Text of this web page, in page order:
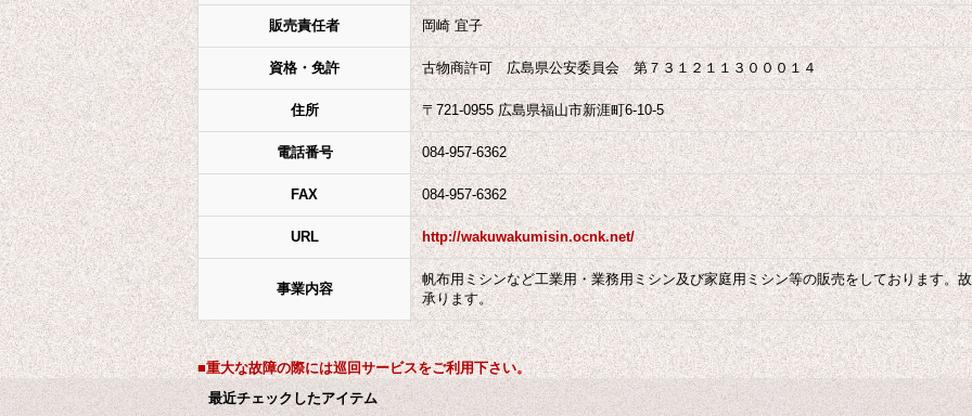
販売責任者 岡崎 宜子
資格・免許 古物商許可 広島県公安委員会 第７３１２１１３０００１４
住所 〒721-0955 広島県福山市新涯町6-10-5
電話番号 084-957-6362
FAX 084-957-6362
URL http://wakuwakumisin.ocnk.net/
事業内容
帆布用ミシンなど工業用・業務用ミシン及び家庭用ミシン等の販売をしております。
承ります。
■重大な故障の際には巡回サービスをご利用下さい。
最近チェックしたアイテム